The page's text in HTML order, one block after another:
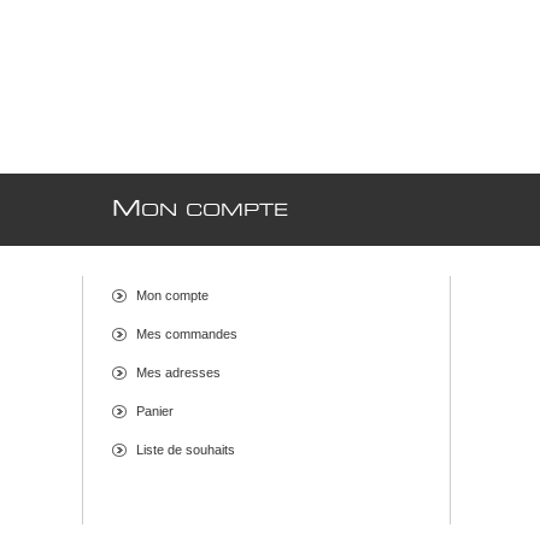
M ON COMPTE
Mon compte
Mes commandes
Mes adresses
Panier
Liste de souhaits